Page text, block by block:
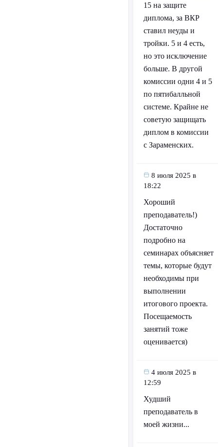
15 на защите
диплома, за ВКР
ставил неуды и
тройки. 5 и 4 есть,
но это исключение
больше. В другой
комиссии одни 4 и 5
по пятибалльной
системе. Крайне не
советую защищать
диплом в комиссии
с Зараменских.
8 июля 2025 в
18:22
Хороший
преподаватель!)
Достаточно
подробно на
семинарах объясняет
темы, которые будут
необходимы при
выполнении
итогового проекта.
Посещаемость
занятий тоже
оценивается)
4 июля 2025 в
12:59
Худший
преподаватель в
моей жизни...